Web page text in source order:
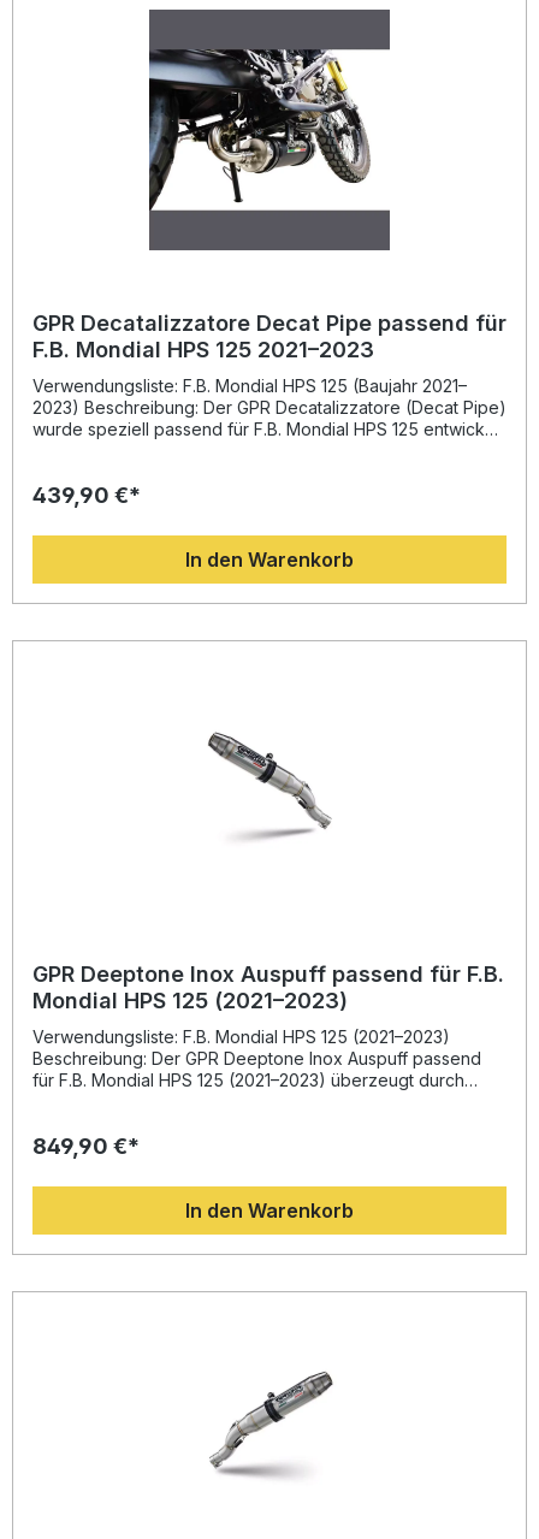
GPR Decatalizzatore Decat Pipe passend für
F.B. Mondial HPS 125 2021–2023
Verwendungsliste: F.B. Mondial HPS 125 (Baujahr 2021–
2023) Beschreibung: Der GPR Decatalizzatore (Decat Pipe)
wurde speziell passend für F.B. Mondial HPS 125 entwickelt
Abgasführung sorgt dieses Edelstahl-Bauteil für eine
und eine deutliche Gewichtsersparnis gegenüber der
Serienanlage. Gleichzeitig profitieren Sie von einem
sportlicheren, sonoren Sound, der das Fahrerlebnis
intensiviert, ohne an Qualität einzubüßen. Alle GPR
Italien gefertigt. Dank Plug-and-Play-Montage lässt sich die
fahrzeugspezifischen Halterungen und das erforderliche
Zubehör – damit steht einem sofortigen Einbau nichts im
Deutliches Gewichtsvorteil gegenüber der Serienanlage
439,90 €*
In den Warenkorb
GPR Deeptone Inox Auspuff passend für F.B.
Mondial HPS 125 (2021–2023)
Verwendungsliste: F.B. Mondial HPS 125 (2021–2023)
Beschreibung: Der GPR Deeptone Inox Auspuff passend
für F.B. Mondial HPS 125 (2021–2023) überzeugt durch
Dank der Erfahrung des Herstellers in der Motorrad-
Drehmoment, verbessertem Durchzug und einer deutlichen
Gewichtseinsparung gegenüber der Serienanlage. Das
System verleiht Ihrem Motorrad nicht nur eine dynamische
Optik, sondern auch einen kernigen Sound, der durch den
abgestimmt werden kann. Der Hersteller GPR Exhaust Italy
erfolgt nach dem Plug-&-Play-Prinzip; eine Installation in
einer Fachwerkstatt wird empfohlen. Homologierter
Komplettauspuff (Full System) mit herausnehmbarem dB-
Japan, Mexiko und vielen weiteren Ländern Sportlicher
849,90 €*
In den Warenkorb